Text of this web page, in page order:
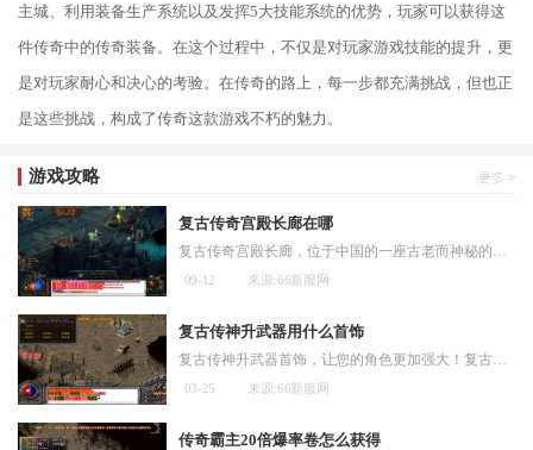
主城、利用装备生产系统以及发挥5大技能系统的优势，玩家可以获得这
件传奇中的传奇装备。在这个过程中，不仅是对玩家游戏技能的提升，更
是对玩家耐心和决心的考验。在传奇的路上，每一步都充满挑战，但也正
是这些挑战，构成了传奇这款游戏不朽的魅力。
游戏攻略
复古传奇宫殿长廊在哪
复古传奇宫殿长廊，位于中国的一座古老而神秘的宫殿之中。这座宫殿被誉为世界七大奇迹之一，吸引了无数的游客和考古学家前来一探究竟。复古传奇宫殿长廊的位置位于中国的中部
09-12 来源:66新服网
复古传神升武器用什么首饰
复古传神升武器首饰，让您的角色更加强大！复古传神是一款备受玩家欢迎的多人在线角色扮演游戏。玩家需要提升角色的能力，击败各种强大的敌人。升级武器是提升角色实力的重要
03-25 来源:66新服网
传奇霸主20倍爆率卷怎么获得